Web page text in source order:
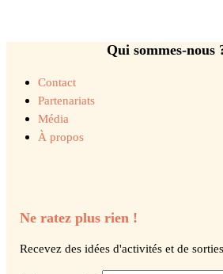
Qui sommes-nous
Contact
Partenariats
Média
À propos
Ne ratez plus rien !
Recevez des idées d'activités et de